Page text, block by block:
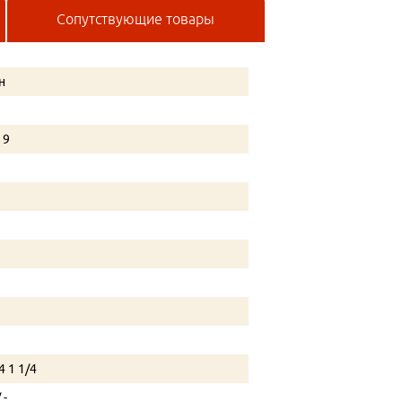
Сопутствующие товары
9
1 1/4
-